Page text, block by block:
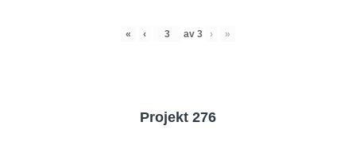
« ‹ av 3 › »
Projekt 276